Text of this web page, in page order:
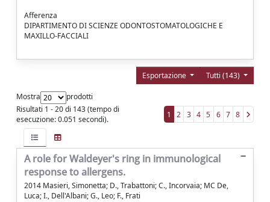
Afferenza
DIPARTIMENTO DI SCIENZE ODONTOSTOMATOLOGICHE E
MAXILLO-FACCIALI
Tutti (143)
Esportazione
Mostra
prodotti
Risultati 1 - 20 di 143 (tempo di
esecuzione: 0.051 secondi).
1 2 3 4 5 6 7 8
A role for Waldeyer's ring in immunological
response to allergens.
2014 Masieri, Simonetta; D., Trabattoni; C., Incorvaia; MC De,
Luca; I., Dell'Albani; G., Leo; F., Frati